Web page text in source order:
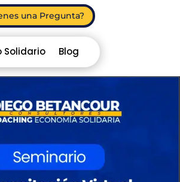
una Pregunta?
Solidario Blog